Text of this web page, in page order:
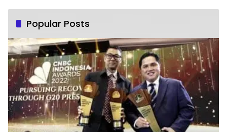
Popular Posts